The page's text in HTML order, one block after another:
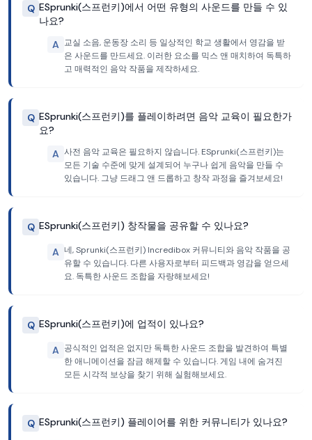
Q ESprunki(스프런키)에서 어떤 유형의 사운드를 만들 수 있
나요?
A 교실 소음, 운동장 소리 등 일상적인 학교 생활에서 영감을 받
은 사운드를 만드세요. 이러한 요소를 믹스 앤 매치하여 독특하
고 매력적인 음악 작품을 제작하세요.
Q ESprunki(스프런키)를 플레이하려면 음악 교육이 필요한가
요?
A 사전 음악 교육은 필요하지 않습니다. ESprunki(스프런키)는
모든 기술 수준에 맞게 설계되어 누구나 쉽게 음악을 만들 수
있습니다. 그냥 드래그 앤 드롭하고 창작 과정을 즐겨보세요!
Q ESprunki(스프런키) 창작물을 공유할 수 있나요?
A 네, Sprunki(스프런키) Incredibox 커뮤니티와 음악 작품을 공
유할 수 있습니다. 다른 사용자로부터 피드백과 영감을 얻으세
요. 독특한 사운드 조합을 자랑해보세요!
Q ESprunki(스프런키)에 업적이 있나요?
A 공식적인 업적은 없지만 독특한 사운드 조합을 발견하여 특별
한 애니메이션을 잠금 해제할 수 있습니다. 게임 내에 숨겨진
모든 시각적 보상을 찾기 위해 실험해보세요.
Q ESprunki(스프런키) 플레이어를 위한 커뮤니티가 있나요?